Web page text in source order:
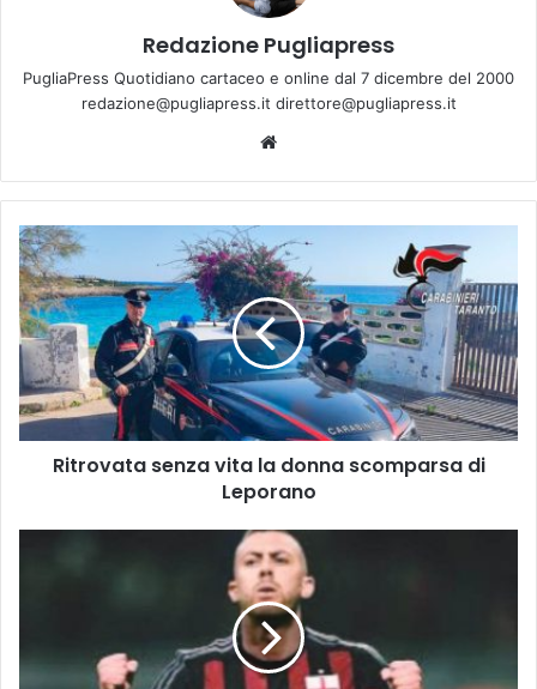
Redazione Pugliapress
PugliaPress Quotidiano cartaceo e online dal 7 dicembre del 2000
redazione@pugliapress.it direttore@pugliapress.it
Ritrovata
senza
vita
la
donna
scomparsa
di
Leporano
Ritrovata senza vita la donna scomparsa di
Leporano
per